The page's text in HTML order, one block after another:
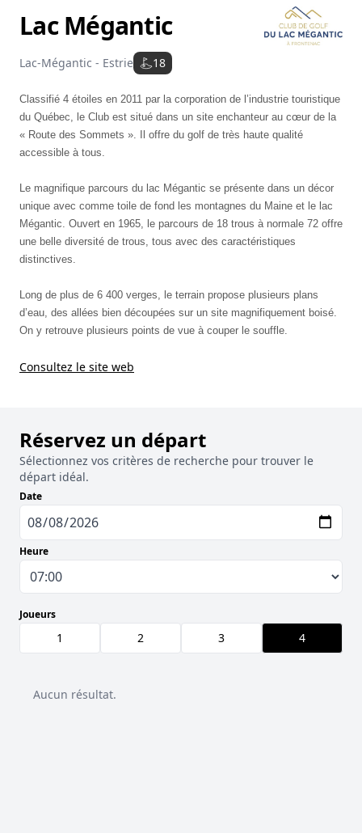
Lac Mégantic
Lac-Mégantic - Estrie 18
Classifié 4 étoiles en 2011 par la corporation de l’industrie touristique
du Québec, le Club est situé dans un site enchanteur au cœur de la
« Route des Sommets ». Il offre du golf de très haute qualité
accessible à tous.
Le magnifique parcours du lac Mégantic se présente dans un décor
unique avec comme toile de fond les montagnes du Maine et le lac
Mégantic. Ouvert en 1965, le parcours de 18 trous à normale 72 offre
une belle diversité de trous, tous avec des caractéristiques
distinctives.
Long de plus de 6 400 verges, le terrain propose plusieurs plans
d’eau, des allées bien découpées sur un site magnifiquement boisé.
On y retrouve plusieurs points de vue à couper le souffle.
Consultez le site web
Réservez un départ
Sélectionnez vos critères de recherche pour trouver le
départ idéal.
Date
Heure
Joueurs
1 2 3 4
Aucun résultat.